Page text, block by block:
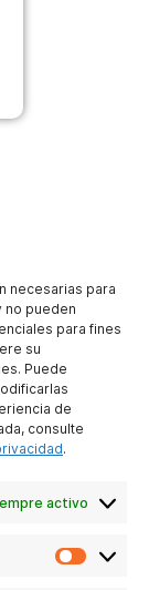
necesarias para
no pueden
para fines
su
Puede
de
consulte
.
activo